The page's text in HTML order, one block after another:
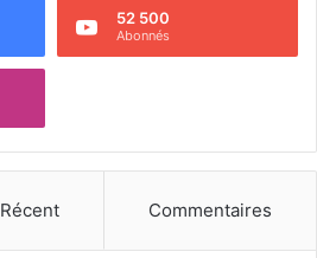
52 500
Abonnés
Récent Commentaires